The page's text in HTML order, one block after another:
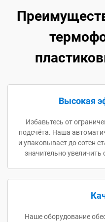
Высокая
Избавьтесь от
подсчёта. Наша
и упаковывает до сотен
значительно
Наше оборудование